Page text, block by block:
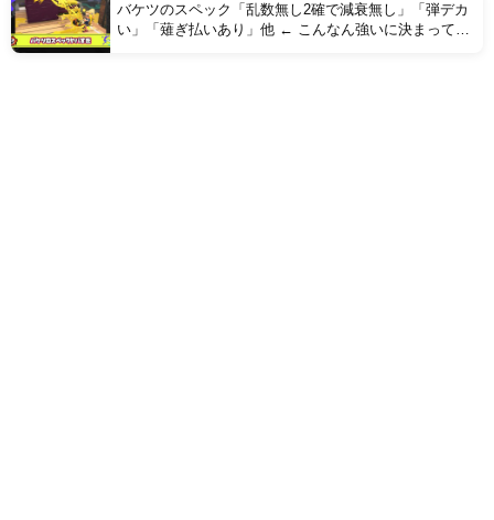
バケツのスペック「乱数無し2確で減衰無し」「弾デカ
い」「薙ぎ払いあり」他 ← こんなん強いに決まってる